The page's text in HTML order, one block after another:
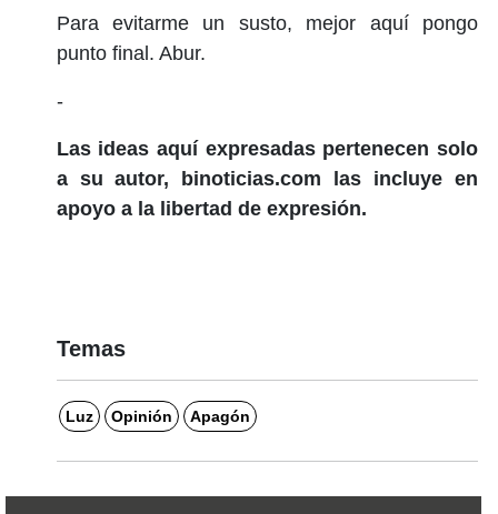
Para evitarme un susto, mejor aquí pongo
punto final. Abur.
-
Las ideas aquí expresadas pertenecen solo
a su autor, binoticias.com las incluye en
apoyo a la libertad de expresión.
Temas
Luz Opinión Apagón